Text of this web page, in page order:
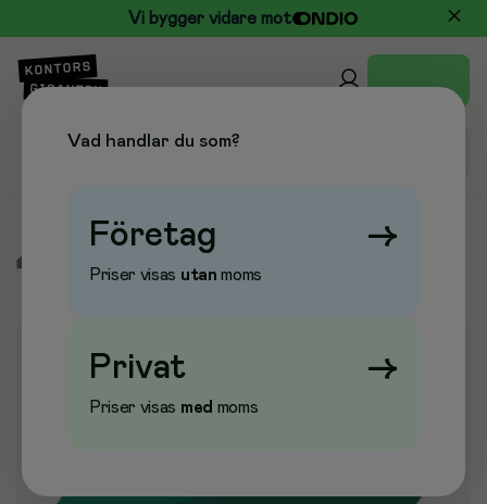
Vi bygger vidare mot
Vad handlar du som?
Företag →
Priser visas utan moms
Privat →
Priser visas med moms